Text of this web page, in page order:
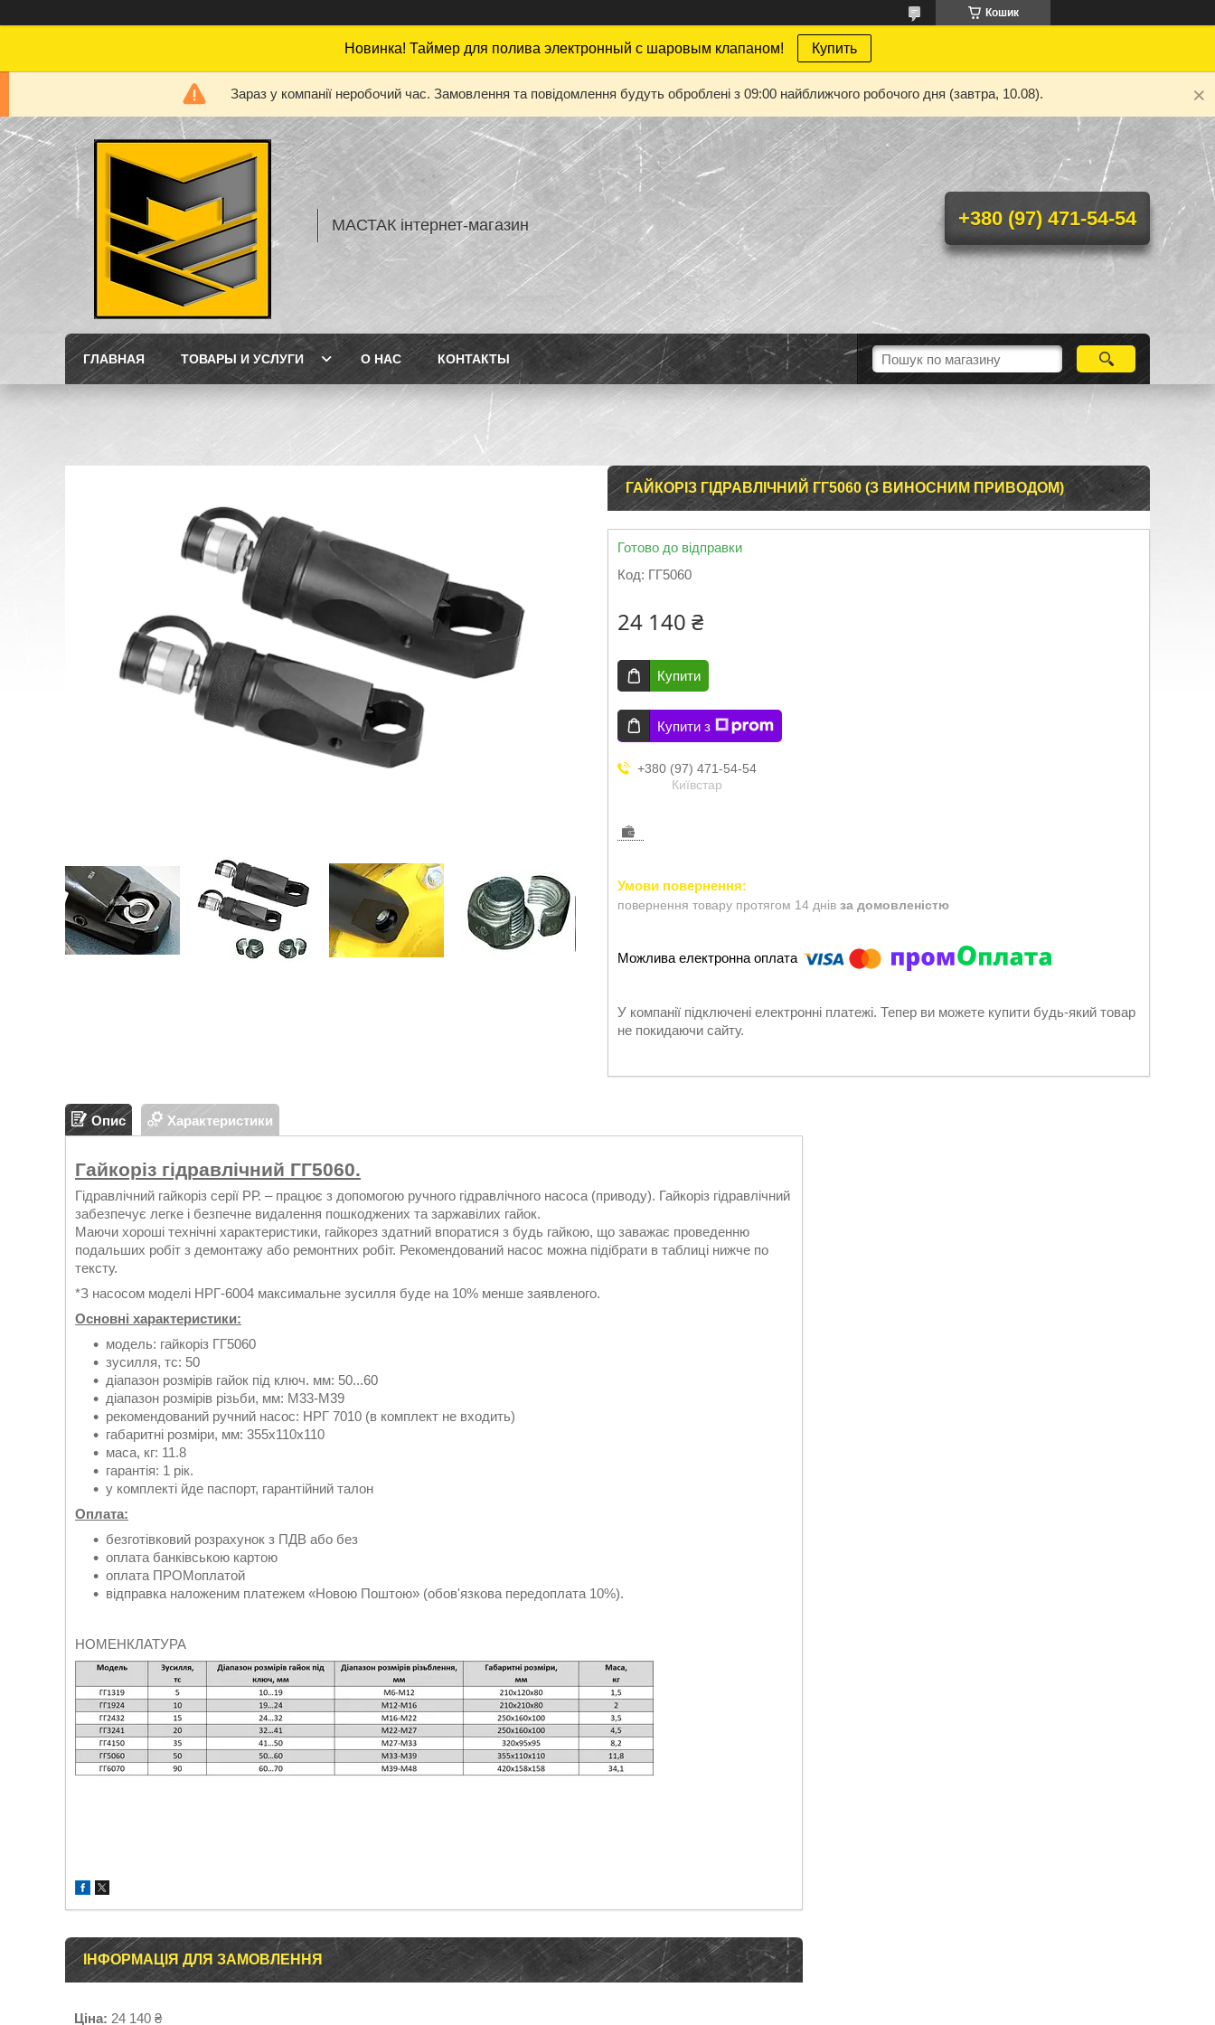
Кошик
Новинка! Таймер для полива электронный с шаровым клапаном! Купить
Зараз у компанії неробочий час. Замовлення та повідомлення будуть оброблені з 09:00 найближчого робочого дня (завтра, 10.08).
МАСТАК інтернет-магазин +380 (97) 471-54-54
ГЛАВНАЯ ТОВАРЫ И УСЛУГИ О НАС КОНТАКТЫ
ГАЙКОРІЗ ГІДРАВЛІЧНИЙ ГГ5060 (З ВИНОСНИМ ПРИВОДОМ)
Готово до відправки
Код: ГГ5060
24 140 ₴
Купити
Купити з
+380 (97) 471-54-54
Київстар
повернення товару протягом 14 днів за домовленістю
У компанії підключені електронні платежі. Тепер ви можете купити будь-який товар
не покидаючи сайту.
Опис Характеристики
Гайкоріз гідравлічний ГГ5060.
Гідравлічний гайкоріз серії РР. – працює з допомогою ручного гідравлічного насоса (приводу). Гайкоріз гідравлічний
забезпечує легке і безпечне видалення пошкоджених та заржавілих гайок.
Маючи хороші технічні характеристики, гайкорез здатний впоратися з будь гайкою, що заважає проведенню
подальших робіт з демонтажу або ремонтних робіт. Рекомендований насос можна підібрати в таблиці нижче по
тексту.
*З насосом моделі НРГ-6004 максимальне зусилля буде на 10% менше заявленого.
Основні характеристики:
модель: гайкоріз ГГ5060
зусилля, тс: 50
діапазон розмірів гайок під ключ. мм: 50...60
діапазон розмірів різьби, мм: М33-М39
рекомендований ручний насос: НРГ 7010 (в комплект не входить)
габаритні розміри, мм: 355х110х110
маса, кг: 11.8
гарантія: 1 рік.
у комплекті йде паспорт, гарантійний талон
Оплата:
безготівковий розрахунок з ПДВ або без
оплата банківською картою
оплата ПРОМоплатой
відправка наложеним платежем «Новою Поштою» (обов'язкова передоплата 10%).
НОМЕНКЛАТУРА
ІНФОРМАЦІЯ ДЛЯ ЗАМОВЛЕННЯ
Ціна: 24 140 ₴